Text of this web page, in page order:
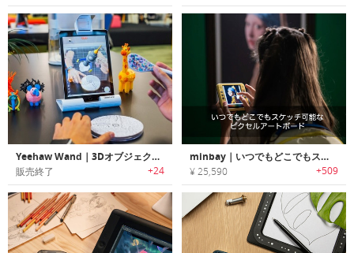
Yeehaw Wand｜3Dオブジェクトを仮想空間で作成するプリントブラシ「ワンド」
販売終了 +24
minbay｜いつでもどこでもスケッチ可能なピクセルアートボード「ミンベイ」
¥ 25,590 +509